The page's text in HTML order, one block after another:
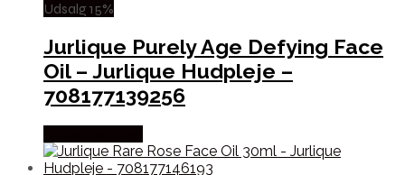
Udsalg 15%
Jurlique Purely Age Defying Face
Oil – Jurlique Hudpleje –
708177139256